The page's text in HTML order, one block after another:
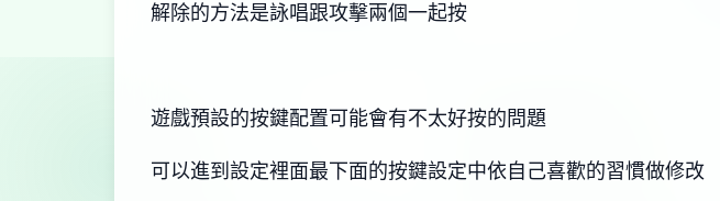
解除的方法是詠唱跟攻擊兩個一起按
遊戲預設的按鍵配置可能會有不太好按的問題
可以進到設定裡面最下面的按鍵設定中依自己喜歡的習慣做修改